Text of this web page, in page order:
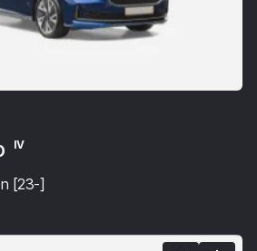
IV
[23-]